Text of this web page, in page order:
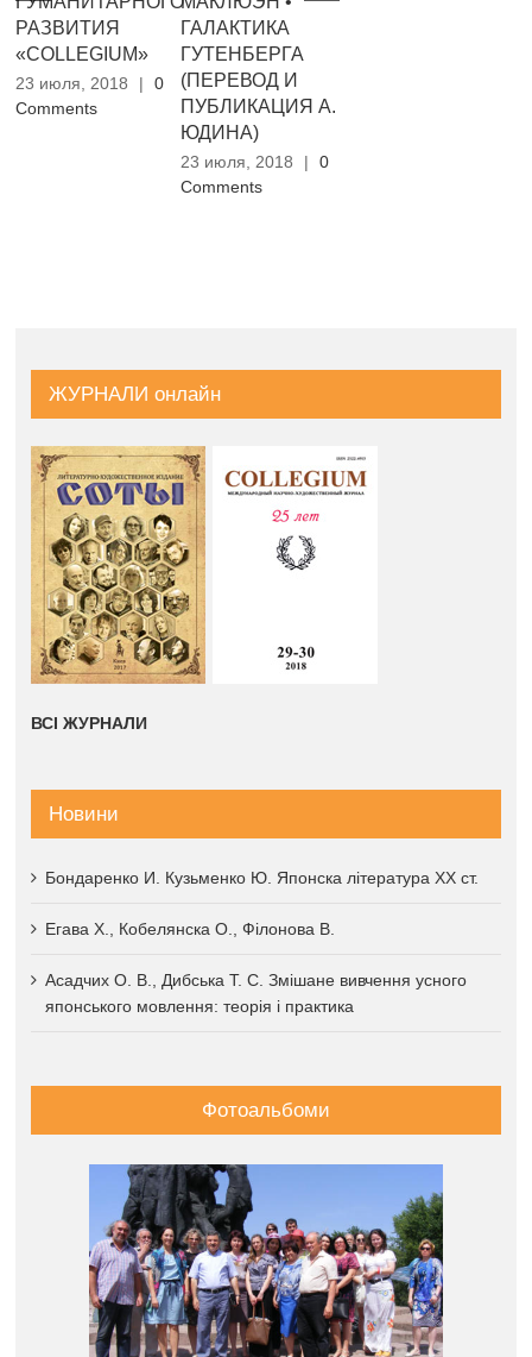
РАЗВИТИЯ
«COLLEGIUM»
23 июля, 2018 |
0
Comments
ГАЛАКТИКА
ГУТЕНБЕРГА
(ПЕРЕВОД И
ПУБЛИКАЦИЯ А.
ЮДИНА)
23 июля, 2018 |
0
Comments
ЖУРНАЛИ онлайн
ВСІ ЖУРНАЛИ
Новини
Бондаренко И. Кузьменко Ю. Японска література XX ст.
Егава Х., Кобелянска О., Філонова В.
Асадчих О. В., Дибська Т. С. Змішане вивчення усного
японського мовлення: теорія і практика
Фотоальбоми